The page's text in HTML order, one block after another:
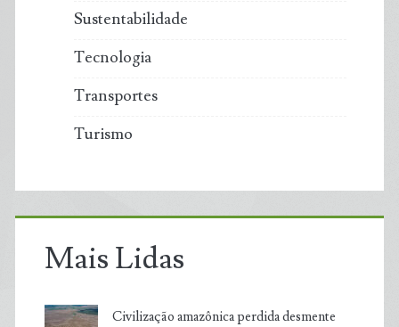
Sustentabilidade
Tecnologia
Transportes
Turismo
Mais Lidas
Civilização amazônica perdida desmente